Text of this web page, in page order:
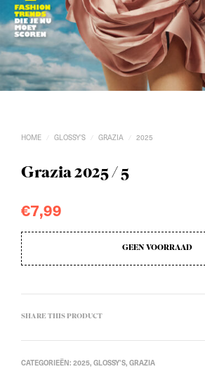
HOME / GLOSSY'S / GRAZIA / 2025
Grazia 2025 / 5
€7,99
GEEN VOORRAAD
SHARE THIS PRODUCT
CATEGORIEËN: 2025, GLOSSY'S, GRAZIA